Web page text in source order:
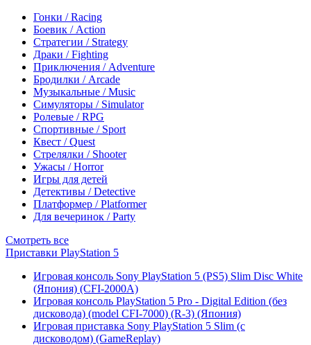
Гонки / Racing
Боевик / Action
Стратегии / Strategy
Драки / Fighting
Приключения / Adventure
Бродилки / Arcade
Музыкальные / Music
Симуляторы / Simulator
Ролевые / RPG
Спортивные / Sport
Квест / Quest
Стрелялки / Shooter
Ужасы / Horror
Игры для детей
Детективы / Detective
Платформер / Platformer
Для вечеринок / Party
Смотреть все
Приставки PlayStation 5
Игровая консоль Sony PlayStation 5 (PS5) Slim Disc White
(Япония) (CFI-2000A)
Игровая консоль PlayStation 5 Pro - Digital Edition (без
дисковода) (model CFI-7000) (R-3) (Япония)
Игровая приставка Sony PlayStation 5 Slim (с
дисководом) (GameReplay)